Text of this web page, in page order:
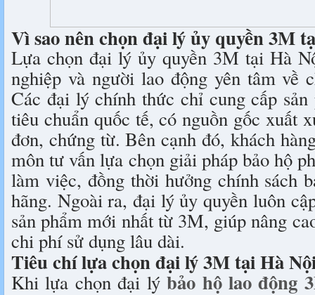
Vì sao nên chọn đại lý ủy quyền 3M
Lựa chọn đại lý ủy quyền 3M tại Hà
nghiệp và người lao động yên tâm về
Các đại lý chính thức chỉ cung cấp
tiêu chuẩn quốc tế, có nguồn gốc xuất
đơn, chứng từ. Bên cạnh đó, khách
môn tư vấn lựa chọn giải pháp bảo hộ
làm việc, đồng thời hưởng chính sách
hãng. Ngoài ra, đại lý ủy quyền luôn
sản phẩm mới nhất từ 3M, giúp nâng
chi phí sử dụng lâu dài.
Tiêu chí lựa chọn đại lý 3M tại Hà
Khi lựa chọn đại lýbảo hộ lao động